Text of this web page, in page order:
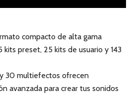
compacto de alta gama
preset, 25 kits de usuario y 143
30 multiefectos ofrecen
avanzada para crear tus sonidos